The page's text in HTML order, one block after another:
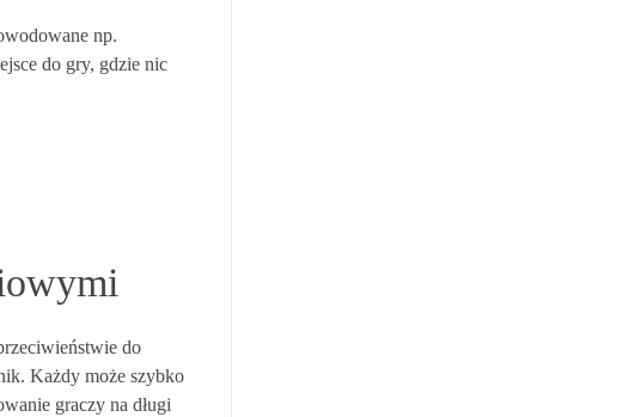
np.
do gry, gdzie nic
do
Każdy może szybko
graczy na długi